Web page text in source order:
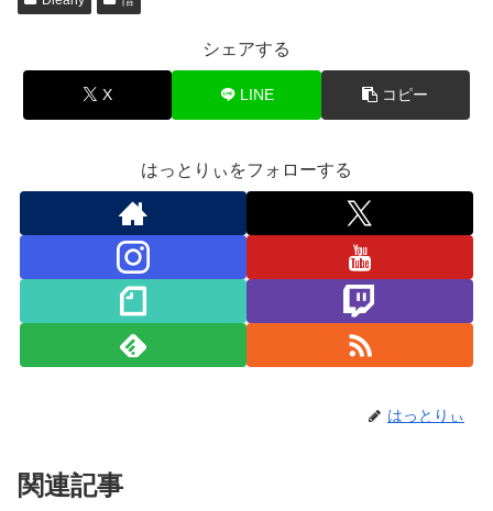
シェアする
X LINE コピー
はっとりぃをフォローする
はっとりぃ
関連記事